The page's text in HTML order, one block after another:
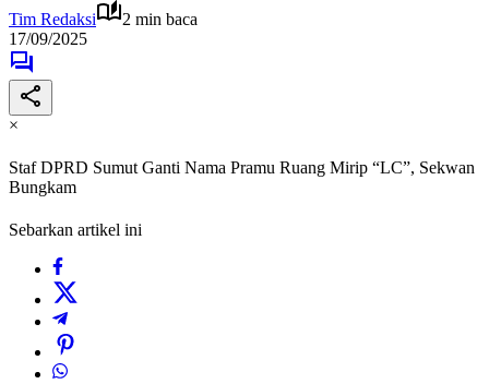
Tim Redaksi
2 min baca
17/09/2025
×
Staf DPRD Sumut Ganti Nama Pramu Ruang Mirip “LC”, Sekwan
Bungkam
Sebarkan artikel ini